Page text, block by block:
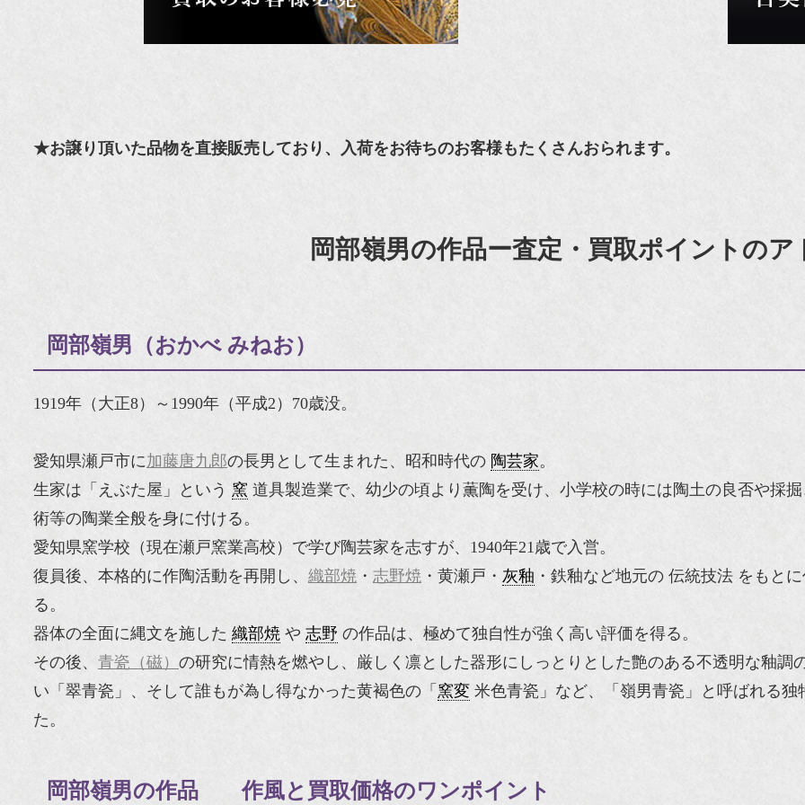
★お譲り頂いた品物を直接販売しており、入荷をお待ちのお客様もたくさんおられます。
岡部嶺男の作品ー査定・買取ポイントのア
岡部嶺男（おかべ みねお）
1919年（大正8）～1990年（平成2）70歳没。
愛知県瀬戸市に加藤唐九郎の長男として生まれた、昭和時代の 陶芸家。
生家は「えぶた屋」という 窯 道具製造業で、幼少の頃より薫陶を受け、小学校の時には陶土の良否や採
術等の陶業全般を身に付ける。
愛知県窯学校（現在瀬戸窯業高校）で学び陶芸家を志すが、1940年21歳で入営。
復員後、本格的に作陶活動を再開し、 織部焼 ・ 志野焼 ・黄瀬戸・ 灰釉 ・鉄釉など地元の 伝統技法 をもと
る。
器体の全面に縄文を施した 織部焼 や 志野 の作品は、極めて独自性が強く高い評価を得る。
その後、 青瓷（磁） の研究に情熱を燃やし、厳しく凛とした器形にしっとりとした艶のある不透明な釉
い「翠青瓷」、そして誰もが為し得なかった黄褐色の「 窯変 米色青瓷」など、「嶺男青瓷」と呼ばれる
た。
岡部嶺男の作品 作風と買取価格のワンポイント